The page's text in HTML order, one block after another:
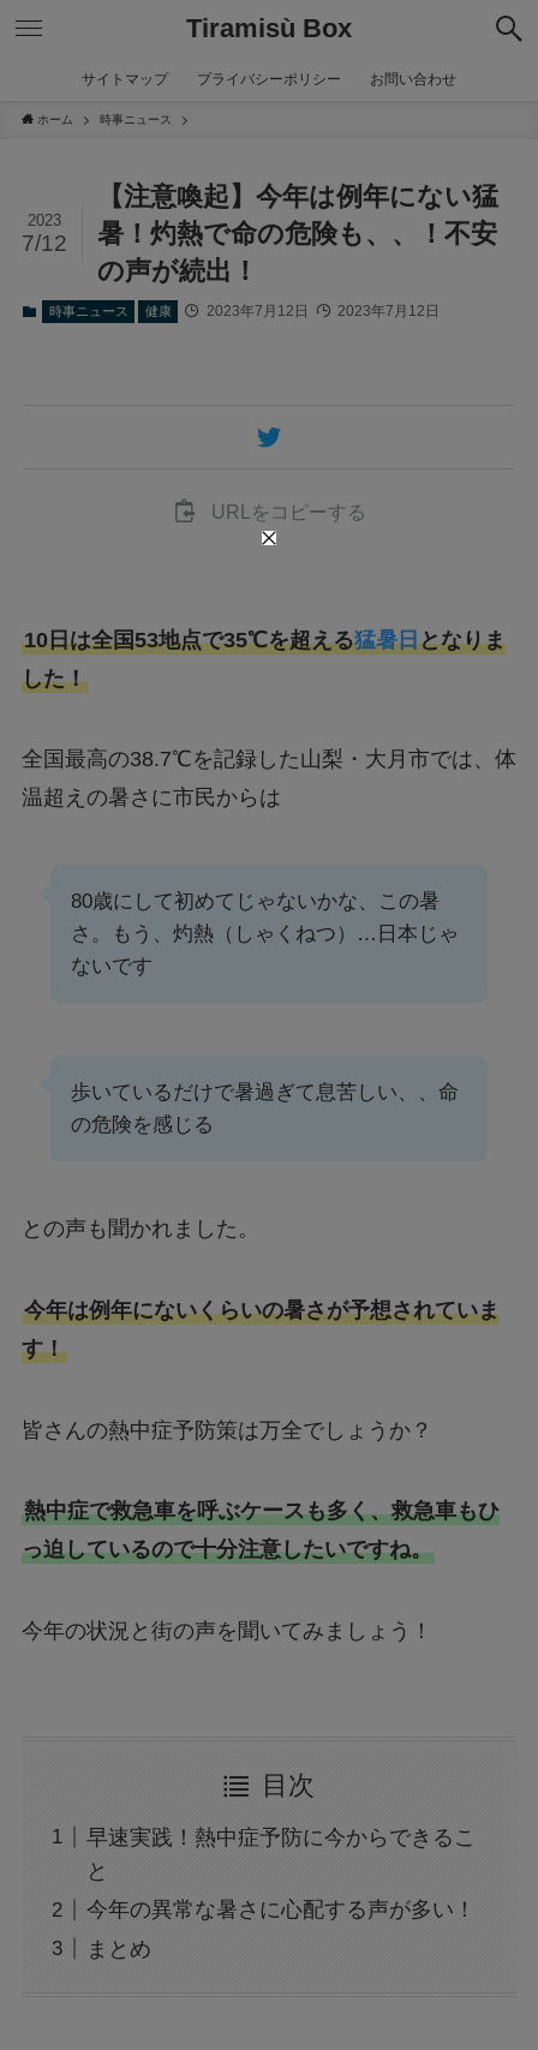
Tiramisù Box
サイトマップ プライバシーポリシー お問い合わせ
ホーム 時事ニュース
【注意喚起】今年は例年にない猛
暑！灼熱で命の危険も、、！不安
の声が続出！
2023
7/12
時事ニュース 健康 2023年7月12日 2023年7月12日
URLをコピーする
10日は全国53地点で35℃を超える猛暑日となりま
した！
全国最高の38.7℃を記録した山梨・大月市では、体
温超えの暑さに市民からは
80歳にして初めてじゃないかな、この暑
さ。もう、灼熱（しゃくねつ）…日本じゃ
ないです
歩いているだけで暑過ぎて息苦しい、、命
の危険を感じる
との声も聞かれました。
今年は例年にないくらいの暑さが予想されていま
す！
皆さんの熱中症予防策は万全でしょうか？
熱中症で救急車を呼ぶケースも多く、救急車もひ
っ迫しているので十分注意したいですね。
今年の状況と街の声を聞いてみましょう！
目次
早速実践！熱中症予防に今からできるこ
と
今年の異常な暑さに心配する声が多い！
まとめ